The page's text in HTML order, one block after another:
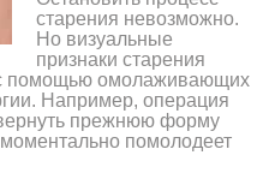
старения невозможно.
Но визуальные
признаки старения
помощью омолаживающих
Например, операция
прежнюю форму
помолодеет